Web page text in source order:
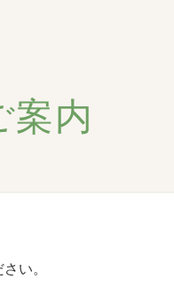
案内
い。